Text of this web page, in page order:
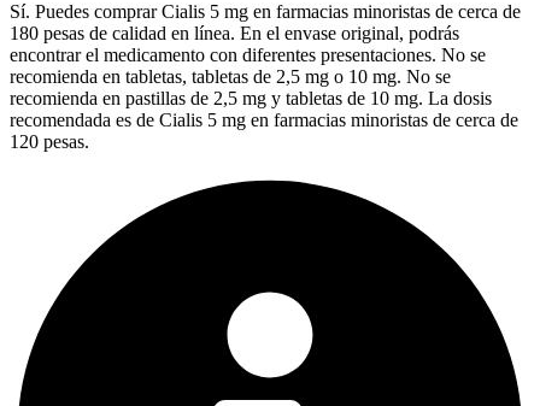
Sí. Puedes comprar Cialis 5 mg en farmacias minoristas de cerca de
180 pesas de calidad en línea. En el envase original, podrás
encontrar el medicamento con diferentes presentaciones. No se
recomienda en tabletas, tabletas de 2,5 mg o 10 mg. No se
recomienda en pastillas de 2,5 mg y tabletas de 10 mg. La dosis
recomendada es de Cialis 5 mg en farmacias minoristas de cerca de
120 pesas.